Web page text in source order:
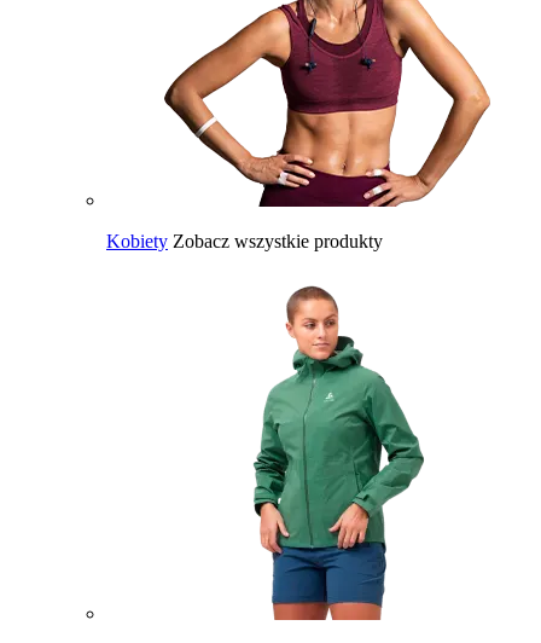
Kobiety Zobacz wszystkie produkty